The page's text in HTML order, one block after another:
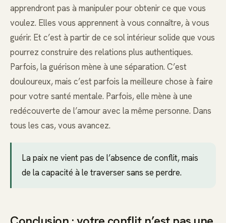
apprendront pas à manipuler pour obtenir ce que vous
voulez. Elles vous apprennent à vous connaître, à vous
guérir. Et c’est à partir de ce sol intérieur solide que vous
pourrez construire des relations plus authentiques.
Parfois, la guérison mène à une séparation. C’est
douloureux, mais c’est parfois la meilleure chose à faire
pour votre santé mentale. Parfois, elle mène à une
redécouverte de l’amour avec la même personne. Dans
tous les cas, vous avancez.
La paix ne vient pas de l’absence de conflit, mais
de la capacité à le traverser sans se perdre.